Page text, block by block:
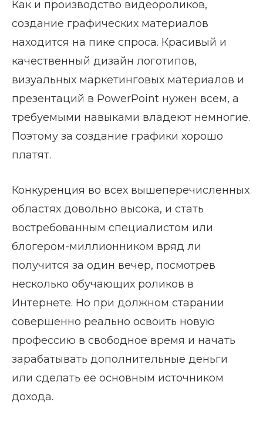
Как и производство видеороликов,
создание графических материалов
находится на пике спроса. Красивый и
качественный дизайн логотипов,
визуальных маркетинговых материалов и
презентаций в PowerPoint нужен всем, а
требуемыми навыками владеют немногие.
Поэтому за создание графики хорошо
платят.
Конкуренция во всех вышеперечисленных
областях довольно высока, и стать
востребованным специалистом или
блогером-миллионником вряд ли
получится за один вечер, посмотрев
несколько обучающих роликов в
Интернете. Но при должном старании
совершенно реально освоить новую
профессию в свободное время и начать
зарабатывать дополнительные деньги
или сделать ее основным источником
дохода.